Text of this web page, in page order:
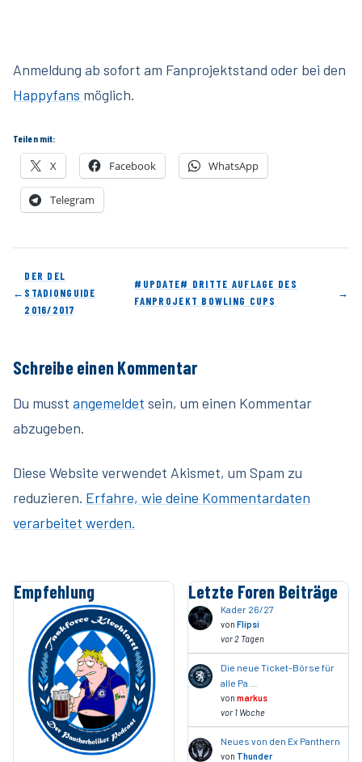
Anmeldung ab sofort am Fanprojektstand oder bei den
Happyfans möglich.
Teilen mit:
X Facebook WhatsApp
Telegram
←
DER DEL
STADIONGUIDE
2016/2017
#UPDATE# DRITTE AUFLAGE DES
FANPROJEKT BOWLING CUPS
→
Schreibe einen Kommentar
Du musst angemeldet sein, um einen Kommentar
abzugeben.
Diese Website verwendet Akismet, um Spam zu
reduzieren. Erfahre, wie deine Kommentardaten
verarbeitet werden.
Empfehlung Letzte Foren Beiträge
Kader 26/27
von Flipsi
vor 2 Tagen
Die neue Ticket-Börse für
alle Pa …
von markus
vor 1 Woche
Neues von den Ex Panthern
von Thunder